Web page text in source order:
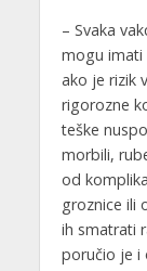
– Svaka
mogu imati
ako je rizik
rigorozne
teške
morbili,
od
groznice ili
ih smatrati
poručio je i